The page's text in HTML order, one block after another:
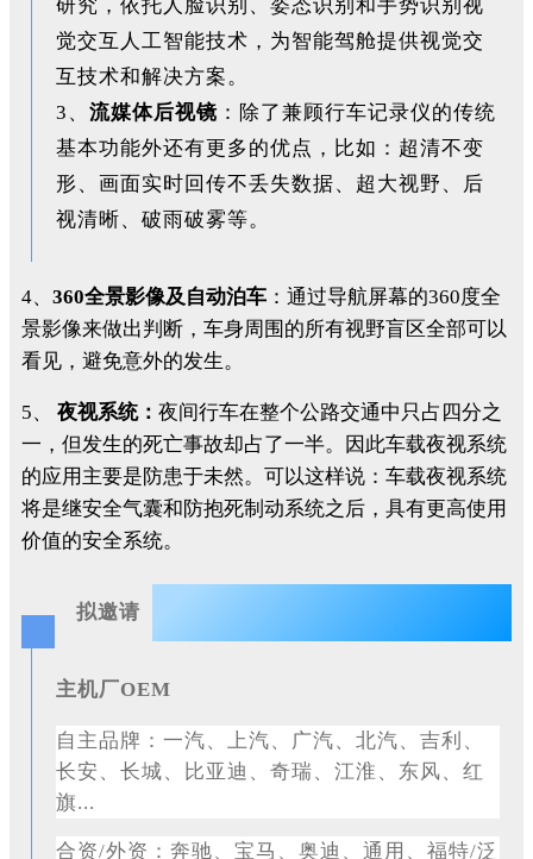
研究，依托人脸识别、姿态识别和手势识别视
觉交互人工智能技术，为智能驾舱提供视觉交
互技术和解决方案。
3、 流媒体后视镜 ：除了兼顾行车记录仪的传统
基本功能外还有更多的优点，比如：超清不变
形、画面实时回传不丢失数据、超大视野、后
视清晰、破雨破雾等。
4、 360全景影像及自动泊车 ：通过导航屏幕的360度全
景影像来做出判断，车身周围的所有视野盲区全部可以
看见，避免意外的发生。
5、 夜视系统： 夜间行车在整个公路交通中只占四分之
一，但发生的死亡事故却占了一半。因此车载夜视系统
的应用主要是防患于未然。可以这样说：车载夜视系统
将是继安全气囊和防抱死制动系统之后，具有更高使用
价值的安全系统。
拟邀请
主机厂OEM
自主品牌：一汽、上汽、广汽、北汽、吉利、
长安、长城、比亚迪、奇瑞、江淮、东风、红
旗...
合资/外资：奔驰、宝马、奥迪、通用、福特/泛